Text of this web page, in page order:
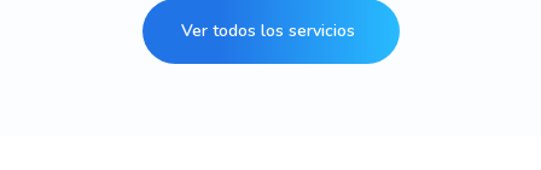
Ver todos los servicios